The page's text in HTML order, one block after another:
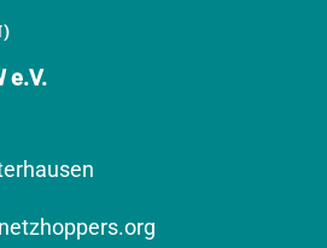
e.V.